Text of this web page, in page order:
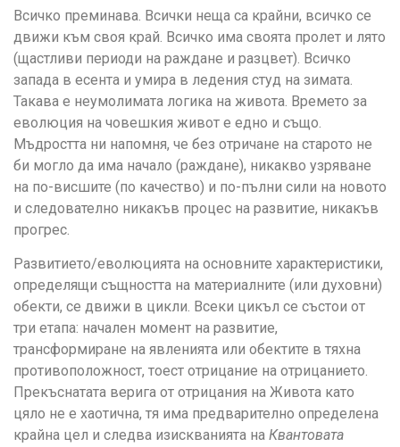
Всичко преминава. Всички неща са крайни, всичко се
движи към своя край. Всичко има своята пролет и лято
(щастливи периоди на раждане и разцвет). Всичко
запада в есента и умира в ледения студ на зимата.
Такава е неумолимата логика на живота. Времето за
еволюция на човешкия живот е едно и също.
Мъдростта ни напомня, че без отричане на старото не
би могло да има начало (раждане), никакво узряване
на по-висшите (по качество) и по-пълни сили на новото
и следователно никакъв процес на развитие, никакъв
прогрес.
Развитието/еволюцията на основните характеристики,
определящи същността на материалните (или духовни)
обекти, се движи в цикли. Всеки цикъл се състои от
три етапа: начален момент на развитие,
трансформиране на явленията или обектите в тяхна
противоположност, тоест отрицание на отрицанието.
Прекъснатата верига от отрицания на Живота като
цяло не е хаотична, тя има предварително определена
крайна цел и следва изискванията на Квантовата